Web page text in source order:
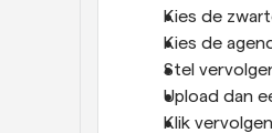
Kies de
Kies de
Stel
Upload dan
Klik